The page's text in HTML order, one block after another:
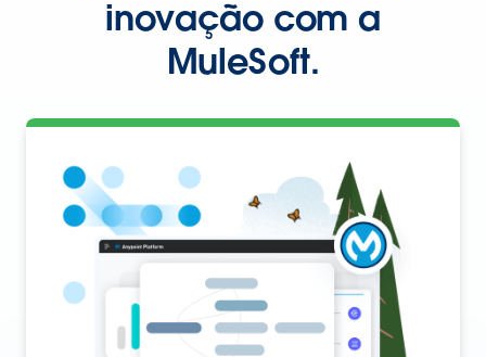
inovação com a
MuleSoft.